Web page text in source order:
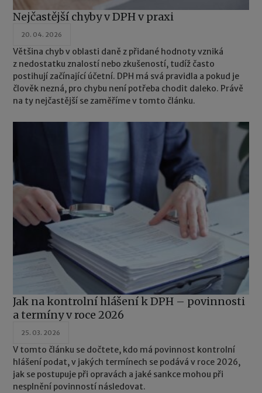
Nejčastější chyby v DPH v praxi
20. 04. 2026
Většina chyb v oblasti daně z přidané hodnoty vzniká
z nedostatku znalostí nebo zkušeností, tudíž často
postihují začínající účetní. DPH má svá pravidla a pokud je
člověk nezná, pro chybu není potřeba chodit daleko. Právě
na ty nejčastější se zaměříme v tomto článku.
Jak na kontrolní hlášení k DPH – povinnosti
a termíny v roce 2026
25. 03. 2026
V tomto článku se dočtete, kdo má povinnost kontrolní
hlášení podat, v jakých termínech se podává v roce 2026,
jak se postupuje při opravách a jaké sankce mohou při
nesplnění povinností následovat.